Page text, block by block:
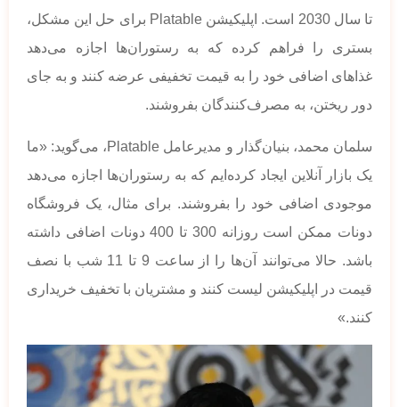
تا سال 2030 است. اپلیکیشن Platable برای حل این مشکل،
بستری را فراهم کرده که به رستوران‌ها اجازه می‌دهد
غذاهای اضافی خود را به قیمت تخفیفی عرضه کنند و به جای
دور ریختن، به مصرف‌کنندگان بفروشند.
سلمان محمد، بنیان‌گذار و مدیرعامل Platable، می‌گوید: «ما
یک بازار آنلاین ایجاد کرده‌ایم که به رستوران‌ها اجازه می‌دهد
موجودی اضافی خود را بفروشند. برای مثال، یک فروشگاه
دونات ممکن است روزانه 300 تا 400 دونات اضافی داشته
باشد. حالا می‌توانند آن‌ها را از ساعت 9 تا 11 شب با نصف
قیمت در اپلیکیشن لیست کنند و مشتریان با تخفیف خریداری
کنند.»